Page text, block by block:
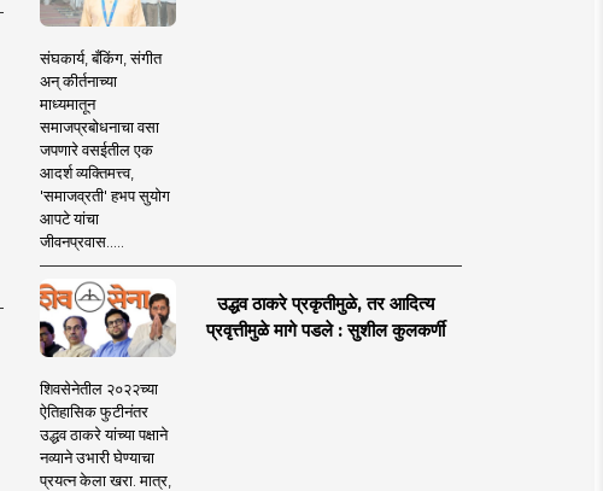
संघकार्य, बँकिंग, संगीत
अन् कीर्तनाच्या
माध्यमातून
समाजप्रबोधनाचा वसा
जपणारे वसईतील एक
आदर्श व्यक्तिमत्त्व,
'समाजव्रती' हभप सुयोग
आपटे यांचा
जीवनप्रवास.....
उद्धव ठाकरे प्रकृतीमुळे, तर आदित्य
प्रवृत्तीमुळे मागे पडले : सुशील कुलकर्णी
शिवसेनेतील २०२२च्या
ऐतिहासिक फुटीनंतर
उद्धव ठाकरे यांच्या पक्षाने
नव्याने उभारी घेण्याचा
प्रयत्न केला खरा. मात्र,